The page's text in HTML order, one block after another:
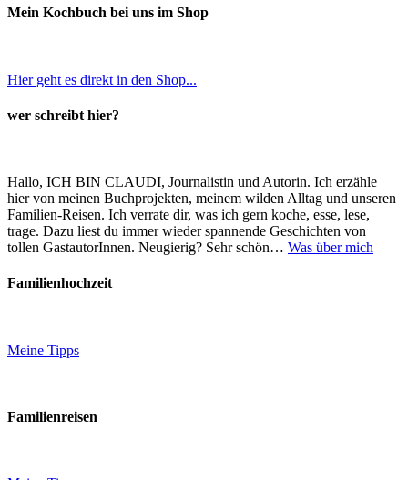
Mein Kochbuch bei uns im Shop
Hier geht es direkt in den Shop...
wer schreibt hier?
Hallo, ICH BIN CLAUDI, Journalistin und Autorin. Ich erzähle
hier von meinen Buchprojekten, meinem wilden Alltag und unseren
Familien-Reisen. Ich verrate dir, was ich gern koche, esse, lese,
trage. Dazu liest du immer wieder spannende Geschichten von
tollen GastautorInnen. Neugierig? Sehr schön… Was über mich
Familienhochzeit
Meine Tipps
Familienreisen